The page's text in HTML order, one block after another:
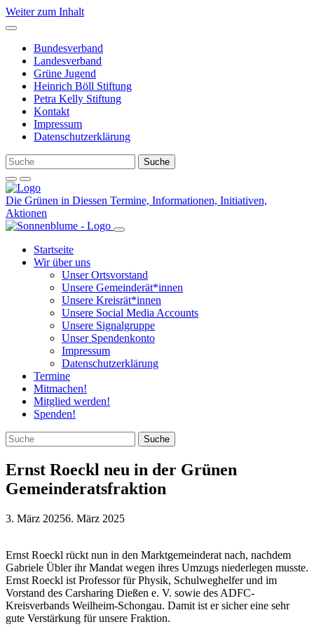
Weiter zum Inhalt
Bundesverband
Landesverband
Grüne Jugend
Heinrich Böll Stiftung
Petra Kelly Stiftung
Kontakt
Impressum
Datenschutzerklärung
Die Grünen in Diessen Termine, Informationen, Initiativen,
Aktionen
Startseite
Wir über uns
Unser Ortsvorstand
Unsere Gemeinderät*innen
Unsere Kreisrät*innen
Unsere Social Media Accounts
Unsere Signalgruppe
Unser Spendenkonto
Impressum
Datenschutzerklärung
Termine
Mitmachen!
Mitglied werden!
Spenden!
Ernst Roeckl neu in der Grünen
Gemeinderatsfraktion
3. März 20256. März 2025
Ernst Roeckl rückt nun in den Marktgemeinderat nach, nachdem
Gabriele Übler ihr Mandat wegen ihres Umzugs niederlegen musste.
Ernst Roeckl ist Professor für Physik, Schulweghelfer und im
Vorstand des Carsharing Dießen e. V. sowie des ADFC-
Kreisverbands Weilheim-Schongau. Damit ist er sicher eine sehr
gute Verstärkung für unsere Fraktion.